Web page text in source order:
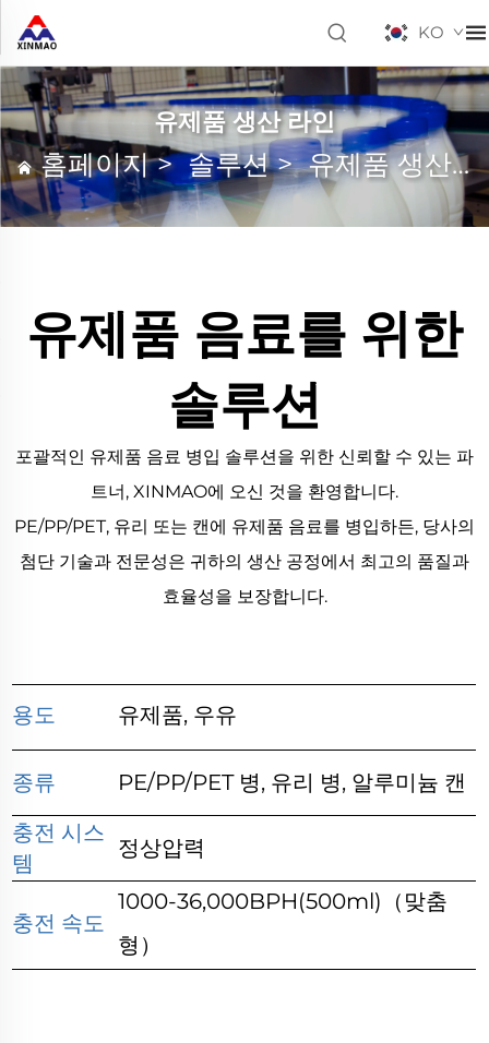
KO
유제품 생산 라인
홈페이지>솔루션>유제품 생산 라인
유제품 음료를 위한
솔루션
포괄적인 유제품 음료 병입 솔루션을 위한 신뢰할 수 있는 파
트너, XINMAO에 오신 것을 환영합니다.
PE/PP/PET, 유리 또는 캔에 유제품 음료를 병입하든, 당사의
첨단 기술과 전문성은 귀하의 생산 공정에서 최고의 품질과
효율성을 보장합니다.
용도 유제품, 우유
종류
PE/PP/PET 병, 유리 병, 알루미늄 캔
충전 시스
템
정상압력
충전 속도
1000-36,000BPH(500ml)（맞춤
형）